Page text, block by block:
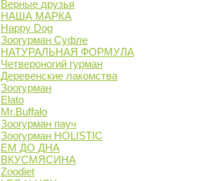
Верные друзья
НАША МАРКА
Happy Dog
Зоогурман Суфле
НАТУРАЛЬНАЯ ФОРМУЛА
Четвероногий гурман
Деревенские лакомства
Зоогурман
Elato
Mr.Buffalo
Зоогурман пауч
Зоогурман HOLISTIC
ЕМ ДО ДНА
ВКУСМЯСИНА
Zoodiet